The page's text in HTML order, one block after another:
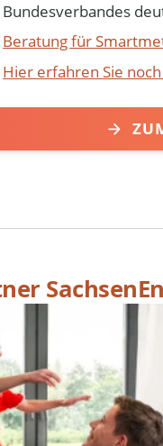
Bundesverbandes
Beratung für
Hier erfahren Sie